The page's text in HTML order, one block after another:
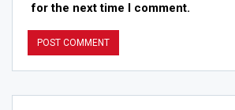
for the next time I comment.